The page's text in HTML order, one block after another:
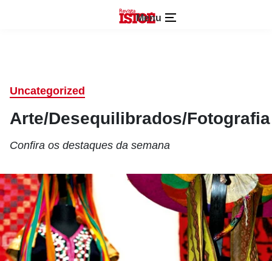
Menu
Uncategorized
Arte/Desequilibrados/Fotografia
Confira os destaques da semana